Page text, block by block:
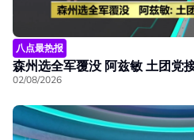
八点最热报
森州选全军覆没 阿兹敏 土团党
02/08/2026